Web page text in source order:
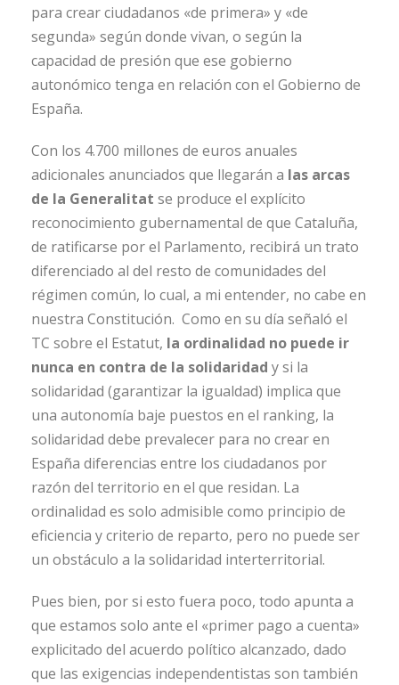
para crear ciudadanos «de primera» y «de
segunda» según donde vivan, o según la
capacidad de presión que ese gobierno
autonómico tenga en relación con el Gobierno de
España.
Con los 4.700 millones de euros anuales
adicionales anunciados que llegarán a las arcas
de la Generalitat se produce el explícito
reconocimiento gubernamental de que Cataluña,
de ratificarse por el Parlamento, recibirá un trato
diferenciado al del resto de comunidades del
régimen común, lo cual, a mi entender, no cabe en
nuestra Constitución. Como en su día señaló el
TC sobre el Estatut, la ordinalidad no puede ir
nunca en contra de la solidaridad y si la
solidaridad (garantizar la igualdad) implica que
una autonomía baje puestos en el ranking, la
solidaridad debe prevalecer para no crear en
España diferencias entre los ciudadanos por
razón del territorio en el que residan. La
ordinalidad es solo admisible como principio de
eficiencia y criterio de reparto, pero no puede ser
un obstáculo a la solidaridad interterritorial.
Pues bien, por si esto fuera poco, todo apunta a
que estamos solo ante el «primer pago a cuenta»
explicitado del acuerdo político alcanzado, dado
que las exigencias independentistas son también